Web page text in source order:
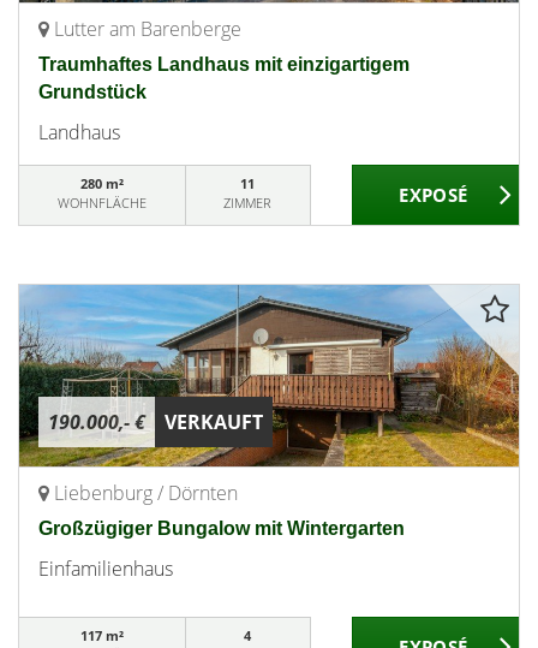
Lutter am Barenberge
Traumhaftes Landhaus mit einzigartigem
Grundstück
Landhaus
280 m²
WOHNFLÄCHE
11
ZIMMER
190.000,- € VERKAUFT
Liebenburg / Dörnten
Großzügiger Bungalow mit Wintergarten
Einfamilienhaus
117 m²
4